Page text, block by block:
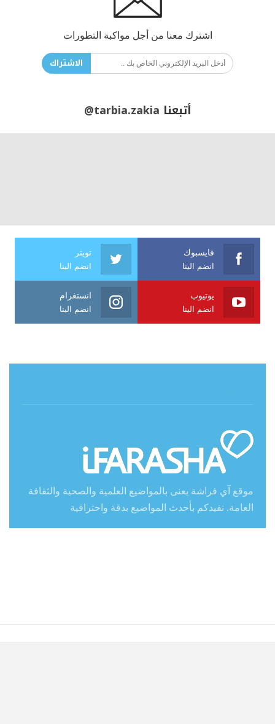
اشترك معنا من أجل مواكبة التطورات
الاشتراك
أتبعنا @tarbia.zakia
فايسبوك
انضم الينا
تويتر
انضم الينا
يوتيوب
انضم الينا
انستغرام
انضم الينا
موقع آي فراشة يعنى بالمواضيع العلمية والصحية والثقافة
العامة. نفيدكم بأحدث المواضيع بدقة واحترافية